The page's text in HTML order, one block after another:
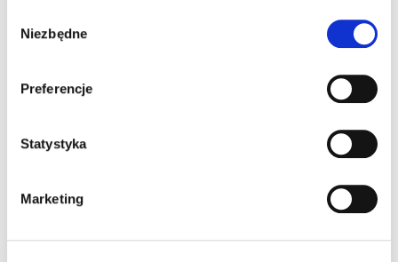
zgody
Niezbędne
Preferencje
Statystyka
Marketing
1,3 158 KM MHEV /
Benzyna / Tekna+ /
(Samochód demonstracyjny)
137 900PLN 180 650PLN